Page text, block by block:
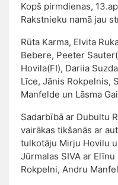
Kopš pirmdienas,
Rakstnieku namā jau
Rūta Karma, Elvita
Bebere, Peeter
Hovila(FI), Dariia
Līce, Jānis Rokpelnis,
Manfelde un Lāsma
Sadarbībā ar Dubultu
vairākas tikšanās ar
tulkotāju Mirju Hovilu
Jūrmalas SIVA ar
Rokpelni, Andru